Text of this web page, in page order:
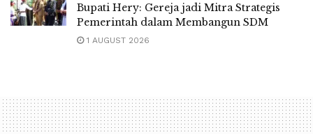
Bupati Hery: Gereja jadi Mitra Strategis
Pemerintah dalam Membangun SDM
1 AUGUST 2026